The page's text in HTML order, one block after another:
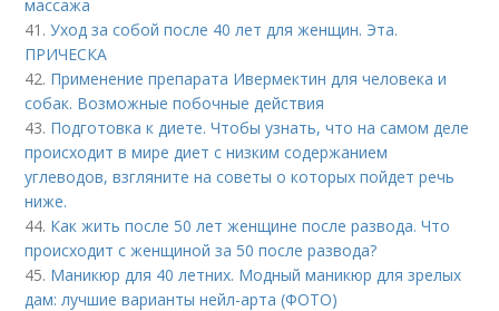
массажа
41.Уход за собой после 40 лет для женщин. Эта.
ПРИЧЕСКА
42. Применение препарата Ивермектин для человека и
собак. Возможные побочные действия
43. Подготовка к диете. Чтобы узнать, что на самом деле
происходит в мире диет с низким содержанием
углеводов, взгляните на советы о которых пойдет речь
ниже.
44. Как жить после 50 лет женщине после развода. Что
происходит с женщиной за 50 после развода?
45. Маникюр для 40 летних. Модный маникюр для зрелых
дам: лучшие варианты нейл-арта (ФОТО)